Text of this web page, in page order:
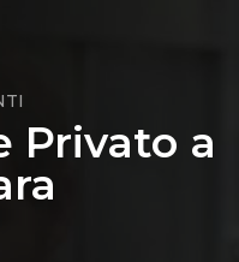
Privato a